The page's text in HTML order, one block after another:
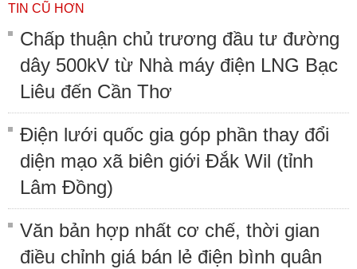
TIN CŨ HƠN
Chấp thuận chủ trương đầu tư đường
dây 500kV từ Nhà máy điện LNG Bạc
Liêu đến Cần Thơ
Điện lưới quốc gia góp phần thay đổi
diện mạo xã biên giới Đắk Wil (tỉnh
Lâm Đồng)
Văn bản hợp nhất cơ chế, thời gian
điều chỉnh giá bán lẻ điện bình quân